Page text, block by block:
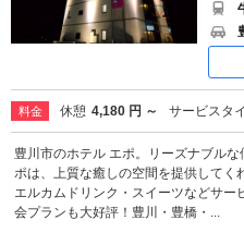
料金 休憩 4,180 円 ～ サービスタ
豊川市のホテル エポ。リーズナブル
ポは、上質な癒しの空間を提供してく
エルカムドリンク・スイーツなどサ
会プランも大好評！豊川・豊橋・...